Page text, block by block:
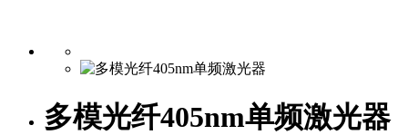
多模光纤405nm单频激光器